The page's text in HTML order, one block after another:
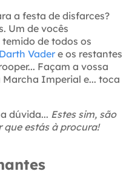
a festa de disfarces?
Um de vocês
de todos os
Vader e os restantes
Façam a vossa
Imperial e... toca
dúvida... Estes sim, são
que estás à procura!